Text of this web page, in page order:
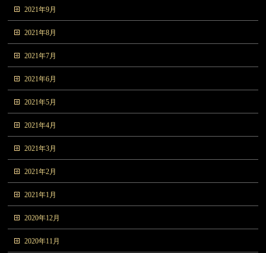
2021年9月
2021年8月
2021年7月
2021年6月
2021年5月
2021年4月
2021年3月
2021年2月
2021年1月
2020年12月
2020年11月